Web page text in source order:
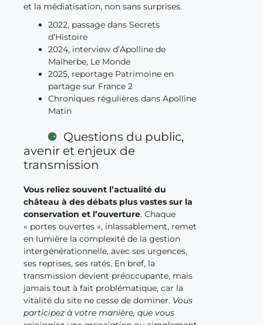
et la médiatisation, non sans surprises.
2022, passage dans Secrets
d’Histoire
2024, interview d’Apolline de
Malherbe, Le Monde
2025, reportage Patrimoine en
partage sur France 2
Chroniques régulières dans Apolline
Matin
Questions du public,
avenir et enjeux de
transmission
Vous reliez souvent l’actualité du
château à des débats plus vastes sur la
conservation et l’ouverture. Chaque
« portes ouvertes », inlassablement, remet
en lumière la complexité de la gestion
intergénérationnelle, avec ses urgences,
ses reprises, ses ratés. En bref, la
transmission devient préoccupante, mais
jamais tout à fait problématique, car la
vitalité du site ne cesse de dominer. Vous
participez à votre manière, que vous